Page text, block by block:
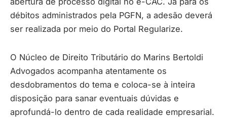
débitos administrados pela PGFN, a adesão deverá
ser realizada por meio do Portal Regularize.
O Núcleo de Direito Tributário do Marins Bertoldi
Advogados acompanha atentamente os
desdobramentos do tema e coloca-se à inteira
disposição para sanar eventuais dúvidas e
aprofundá-lo dentro de cada realidade empresarial.